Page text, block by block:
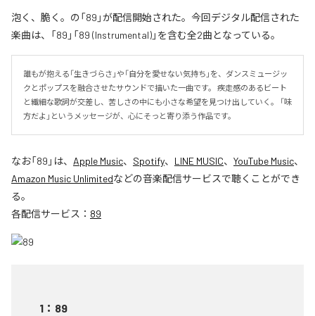
泡く、脆く。の「89」が配信開始された。今回デジタル配信された
楽曲は、「89」「89 (Instrumental)」を含む全2曲となっている。
誰もが抱える「生きづらさ」や「自分を愛せない気持ち」を、ダンスミュージッ
クとポップスを融合させたサウンドで描いた一曲です。 疾走感のあるビート
と繊細な歌詞が交差し、苦しさの中にも小さな希望を見つけ出していく。 「味
方だよ」というメッセージが、心にそっと寄り添う作品です。
なお「89 」は、 Apple Music、 Spotify、 LINE MUSIC、 YouTube Music、
Amazon Music Unlimitedなどの音楽配信サービスで聴くことができ
る。
各配信サービス： 89
1 ： 89